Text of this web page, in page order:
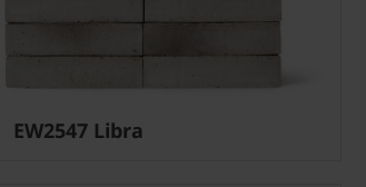
EW2547 Libra